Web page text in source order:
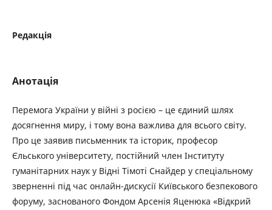
Редакція
Анотація
Перемога України у війні з росією – це єдиний шлях
досягнення миру, і тому вона важлива для всього світу.
Про це заявив письменник та історик, професор
Єльського університету, постійний член Інституту
гуманітарних наук у Відні Тімоті Снайдер у спеціальному
зверненні під час онлайн-дискусії Київського безпекового
форуму, заснованого Фондом Арсенія Яценюка «Відкрий